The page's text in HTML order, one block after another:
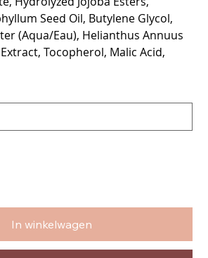
Seed Oil, Butylene Glycol,
(Aqua/Eau), Helianthus Annuus
Tocopherol, Malic Acid,
In winkelwagen